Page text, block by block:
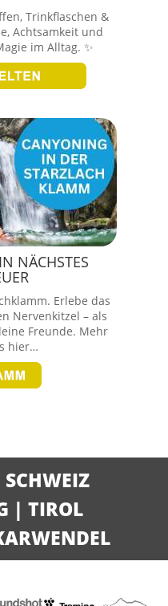
Trinkflaschen &
Achtsamkeit und
im Alltag. ✨
NÄCHSTES
Erlebe das
Nervenkitzel – als
Freunde. Mehr
hier…
SCHWEIZ
| TIROL